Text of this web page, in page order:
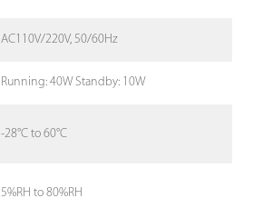
AC110V/220V, 50/60Hz
Running: 40W Standby: 10W
-28°C to 60°C
5%RH to 80%RH